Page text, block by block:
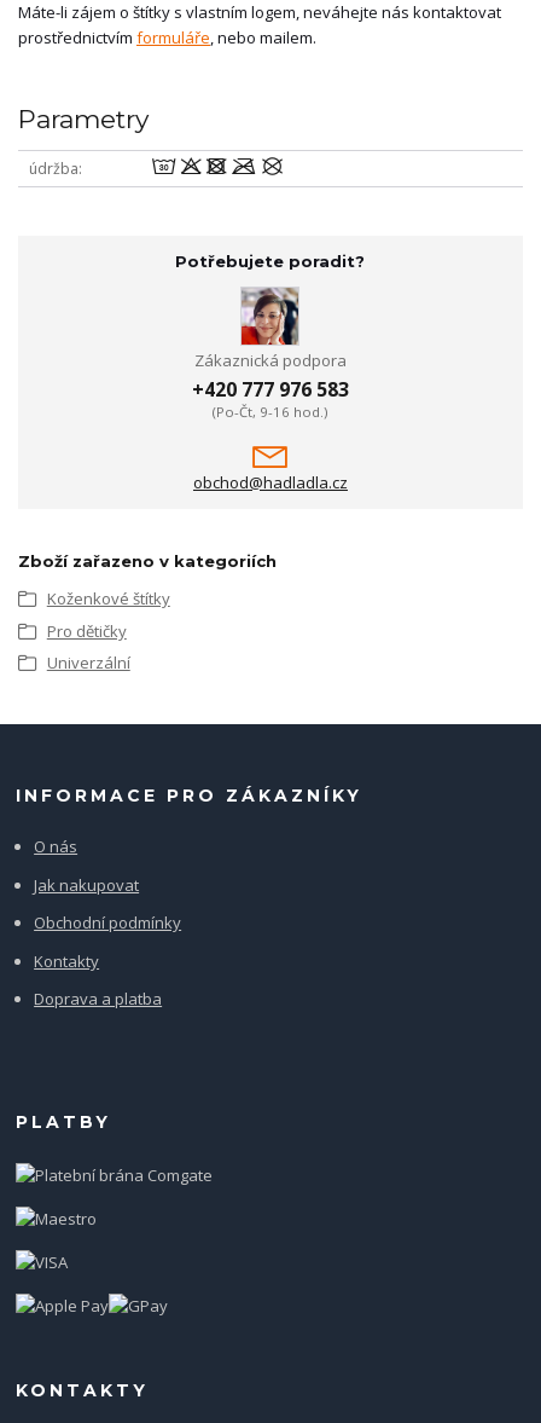
Máte-li zájem o štítky s vlastním logem, neváhejte nás kontaktovat
prostřednictvím formuláře, nebo mailem.
Parametry
údržba wodmU
Potřebujete poradit?
Zákaznická podpora
+420 777 976 583
(Po-Čt, 9-16 hod.)
obchod@hadladla.cz
Zboží zařazeno v kategoriích
Koženkové štítky
Pro dětičky
Univerzální
INFORMACE PRO ZÁKAZNÍKY
O nás
Jak nakupovat
Obchodní podmínky
Kontakty
Doprava a platba
PLATBY
KONTAKTY